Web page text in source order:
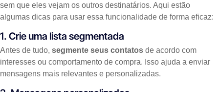
sem que eles vejam os outros destinatários. Aqui estão
algumas dicas para usar essa funcionalidade de forma eficaz:
1. Crie uma lista segmentada
Antes de tudo, segmente seus contatos de acordo com
interesses ou comportamento de compra. Isso ajuda a enviar
mensagens mais relevantes e personalizadas.